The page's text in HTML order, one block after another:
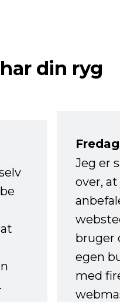
din ryg
Jeg er
over,
bruger
egen
med